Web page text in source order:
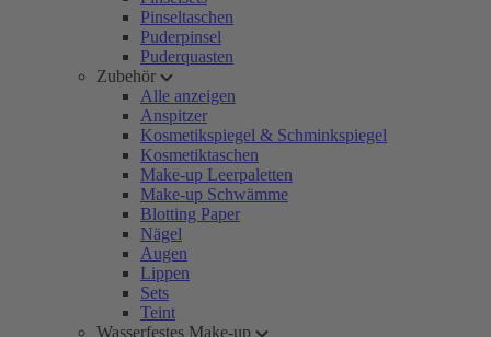
Pinseltaschen
Puderpinsel
Puderquasten
Zubehör
Alle anzeigen
Anspitzer
Kosmetikspiegel & Schminkspiegel
Kosmetiktaschen
Make-up Leerpaletten
Make-up Schwämme
Blotting Paper
Nägel
Augen
Lippen
Sets
Teint
Wasserfestes Make-up